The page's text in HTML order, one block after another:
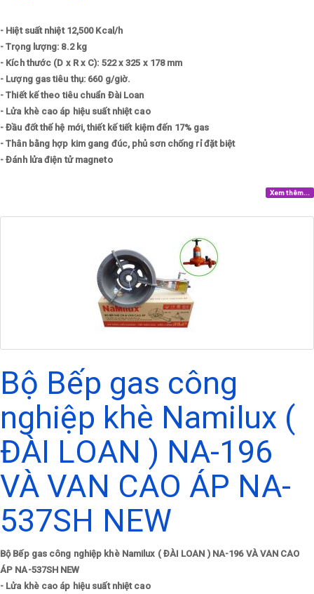
- Hiệt suất nhiệt 12,500 Kcal/h
- Trọng lượng: 8.2 kg
- Kích thước (D x R x C): 522 x 325 x 178 mm
- Lượng gas tiêu thụ: 660 g/giờ.
- Thiết kế theo tiêu chuẩn Đài Loan
- Lửa khè cao áp hiệu suất nhiệt cao
- Đầu đốt thế hệ mới, thiết kế tiết kiệm đến 17% gas
- Thân bằng hợp kim gang đúc, phủ sơn chống rỉ đặt biệt
- Đánh lửa điện tử magneto
Xem thêm...
Bộ Bếp gas công
nghiệp khè Namilux (
ĐÀI LOAN ) NA-196
VÀ VAN CAO ÁP NA-
537SH NEW
Bộ Bếp gas công nghiệp khè Namilux ( ĐÀI LOAN ) NA-196 VÀ VAN CAO
ÁP NA-537SH NEW
- Lửa khè cao áp hiệu suất nhiệt cao